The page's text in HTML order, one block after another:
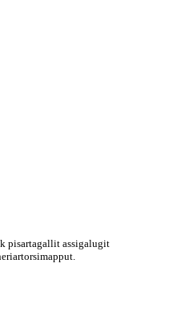
pisartagallit assigalugit